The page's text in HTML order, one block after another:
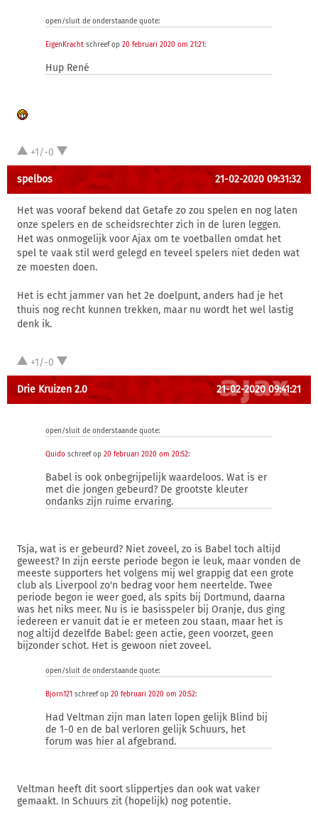
open/sluit de onderstaande quote:
EigenKracht schreef op 20 februari 2020 om 21:21:
Hup René
+1/-0
spelbos 21-02-2020 09:31:32
Het was vooraf bekend dat Getafe zo zou spelen en nog laten
onze spelers en de scheidsrechter zich in de luren leggen.
Het was onmogelijk voor Ajax om te voetballen omdat het
spel te vaak stil werd gelegd en teveel spelers niet deden wat
ze moesten doen.
Het is echt jammer van het 2e doelpunt, anders had je het
thuis nog recht kunnen trekken, maar nu wordt het wel lastig
denk ik.
+1/-0
Drie Kruizen 2.0 21-02-2020 09:41:21
open/sluit de onderstaande quote:
Quido schreef op 20 februari 2020 om 20:52:
Babel is ook onbegrijpelijk waardeloos. Wat is er
met die jongen gebeurd? De grootste kleuter
ondanks zijn ruime ervaring.
Tsja, wat is er gebeurd? Niet zoveel, zo is Babel toch altijd
geweest? In zijn eerste periode begon ie leuk, maar vonden de
meeste supporters het volgens mij wel grappig dat een grote
club als Liverpool zo'n bedrag voor hem neertelde. Twee
periode begon ie weer goed, als spits bij Dortmund, daarna
was het niks meer. Nu is ie basisspeler bij Oranje, dus ging
iedereen er vanuit dat ie er meteen zou staan, maar het is
nog altijd dezelfde Babel: geen actie, geen voorzet, geen
bijzonder schot. Het is gewoon niet zoveel.
open/sluit de onderstaande quote:
Bjorn121 schreef op 20 februari 2020 om 20:52:
Had Veltman zijn man laten lopen gelijk Blind bij
de 1-0 en de bal verloren gelijk Schuurs, het
forum was hier al afgebrand.
Veltman heeft dit soort slippertjes dan ook wat vaker
gemaakt. In Schuurs zit (hopelijk) nog potentie.